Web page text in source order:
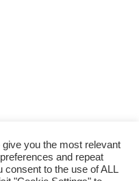
you the most relevant
and repeat
consent to the use of ALL